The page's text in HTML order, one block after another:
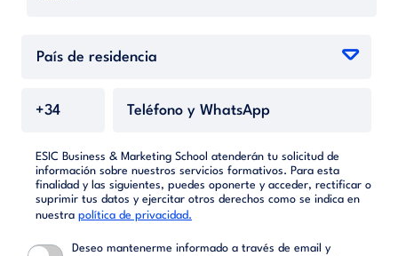
ESIC Business & Marketing School atenderán tu solicitud de
información sobre nuestros servicios formativos. Para esta
finalidad y las siguientes, puedes oponerte y acceder, rectificar o
suprimir tus datos y ejercitar otros derechos como se indica en
nuestra política de privacidad.
Deseo mantenerme informado a través de email y